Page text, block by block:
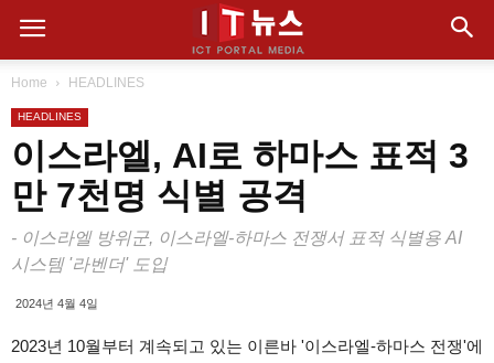
Home HEADLINES
HEADLINES
이스라엘, AI로 하마스 표적 3
만 7천명 식별 공격
- 이스라엘 방위군, 이스라엘-하마스 전쟁서 표적 식별용 AI
시스템 '라벤더' 도입
2024년 4월 4일
2023년 10월부터 계속되고 있는 이른바 '이스라엘-하마스 전쟁'에